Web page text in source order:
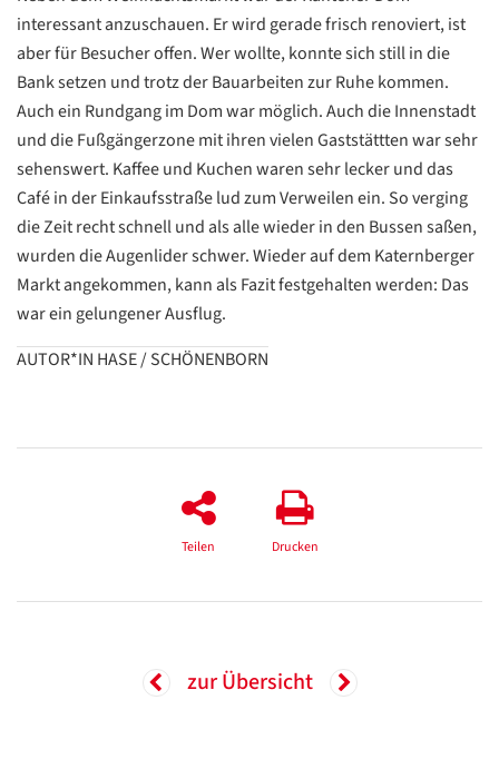
interessant anzuschauen. Er wird gerade frisch renoviert, ist
aber für Besucher offen. Wer wollte, konnte sich still in die
Bank setzen und trotz der Bauarbeiten zur Ruhe kommen.
Auch ein Rundgang im Dom war möglich. Auch die Innenstadt
und die Fußgängerzone mit ihren vielen Gaststättten war sehr
sehenswert. Kaffee und Kuchen waren sehr lecker und das
Café in der Einkaufsstraße lud zum Verweilen ein. So verging
die Zeit recht schnell und als alle wieder in den Bussen saßen,
wurden die Augenlider schwer. Wieder auf dem Katernberger
Markt angekommen, kann als Fazit festgehalten werden: Das
war ein gelungener Ausflug.
AUTOR*IN HASE / SCHÖNENBORN
Teilen Drucken
zur Übersicht
Datenschutzerklärung
ZURÜCK
Datenschutzerklärung
Google
Datenschutzerklärung
Übersetzen
/
ZURÜCK